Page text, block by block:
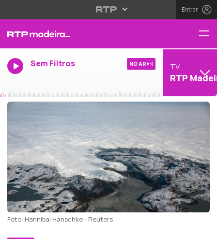
Entrar
Sem Filtros NO AR TV
RTP
Foto: Hannibal Hanschke - Reuters